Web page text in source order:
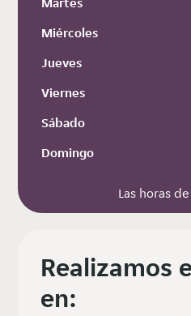
Miércoles
Jueves
Viernes
Sábado
Domingo
Las horas
Realizamos
en: